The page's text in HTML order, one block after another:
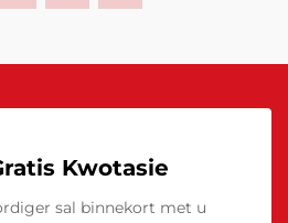
Kwotasie
sal binnekort met u